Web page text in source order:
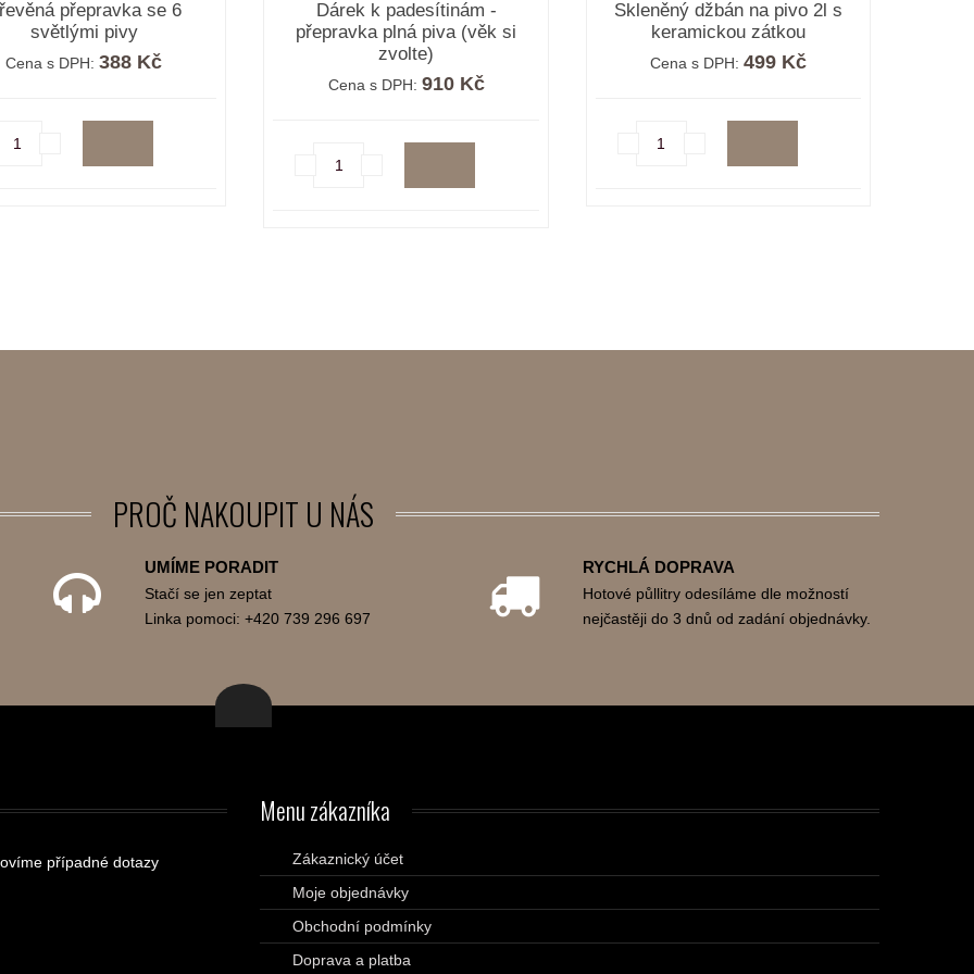
přepravka se 6
světlými pivy
Cena s DPH:388 Kč
Dárek k padesítinám -
přepravka plná piva (věk si
zvolte)
Cena s DPH: 910 Kč
Skleněný džbán na pivo 2l s
keramickou zátkou
Cena s DPH: 499 Kč
PROČ NAKOUPIT U NÁS
UMÍME PORADIT
Stačí se jen zeptat
Linka pomoci: +420 739 296 697
RYCHLÁ DOPRAVA
Hotové půllitry odesíláme dle možností
nejčastěji do 3 dnů od zadání objednávky.
případné dotazy
Menuzákazníka
Zákaznický účet
Moje objednávky
Obchodní podmínky
Doprava a platba